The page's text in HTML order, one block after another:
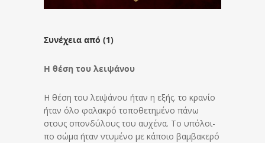
Συνέχεια από (1)
Η θέση του λειψάνου
Η θέση του λειψάνου ήταν η εξής. το κρανίο
ήταν όλο φα­λα­κρό τοποθετημένο πάνω
στους σπονδύλους του αυχένα. Το υπό­λοι­
πο σώμα ήταν ντυμένο με κά­ποιο βαμβακερό